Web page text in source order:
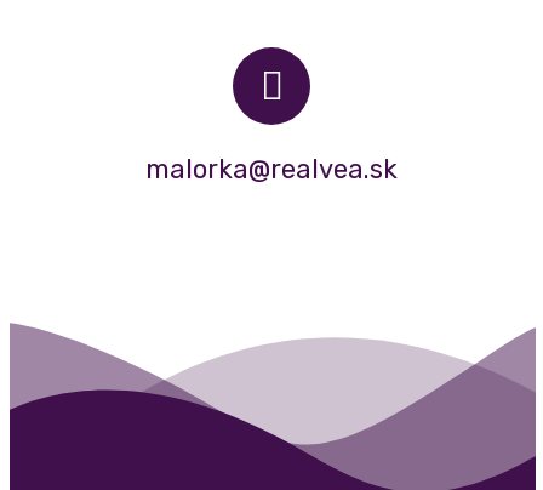
malorka@realvea.sk